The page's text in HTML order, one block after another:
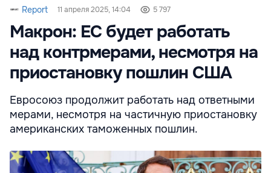
Report 11 апреля 2025, 14:04 5 797
Макрон: ЕС будет работать
над контрмерами, несмотря на
приостановку пошлин США
Евросоюз продолжит работать над ответными
мерами, несмотря на частичную приостановку
американских таможенных пошлин.